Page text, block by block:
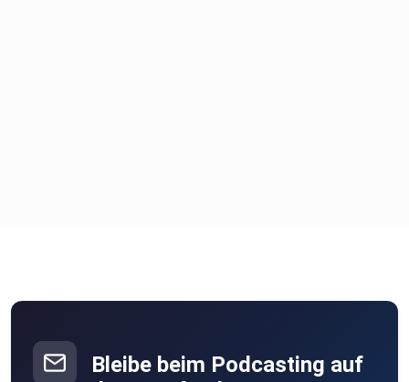
Bleibe beim Podcasting auf